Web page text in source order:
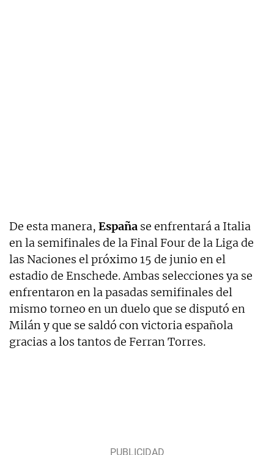
De esta manera, España se enfrentará a Italia
en la semifinales de la Final Four de la Liga de
las Naciones el próximo 15 de junio en el
estadio de Enschede. Ambas selecciones ya se
enfrentaron en la pasadas semifinales del
mismo torneo en un duelo que se disputó en
Milán y que se saldó con victoria española
gracias a los tantos de Ferran Torres.